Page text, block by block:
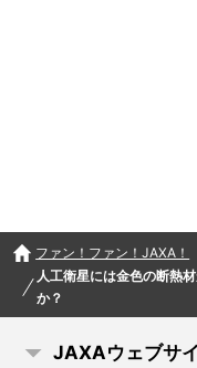
ファン！ファン！JAXA！
人工衛星には金色の断熱
か？
JAXAウェブサ